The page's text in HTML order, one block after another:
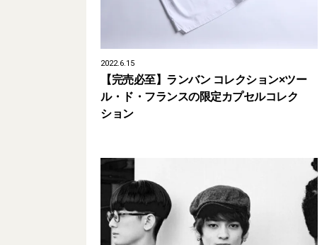
2022.6.15
【完売必至】ランバン コレクション×ツー
ル・ド・フランスの限定カプセルコレク
ション